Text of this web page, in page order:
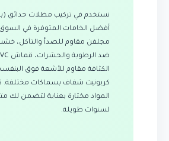
نستخدم في تركيب مظلات حدائق
أفضل الخامات المتوفرة في
مجلفن مقاوم للصدأ والتآكل،
الكثافة مقاوم للأشعة فوق
كربونيت شفاف بسماكات مختلفة.
المواد مختارة بعناية لتضمن لك
لسنوات طويلة.